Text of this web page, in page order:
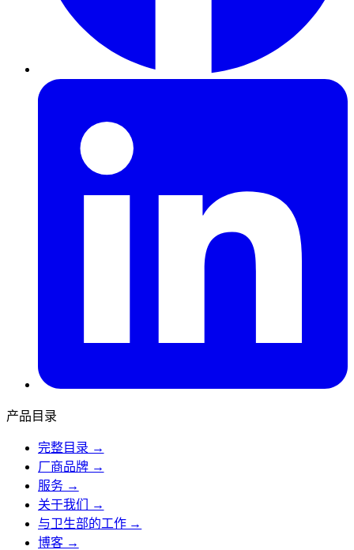
产品目录
完整目录 →
厂商品牌 →
服务 →
关于我们 →
与卫生部的工作 →
博客 →